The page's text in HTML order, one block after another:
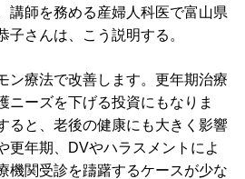
講師を務める産婦人科医で富山県
子さんは、こう説明する。
療法で改善します。更年期治療
ニーズを下げる投資にもなりま
ると、老後の健康にも大きく影響
更年期、DVやハラスメントによ
機関受診を躊躇するケースが少な